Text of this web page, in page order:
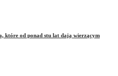
które od ponad stu lat dają wierzącym